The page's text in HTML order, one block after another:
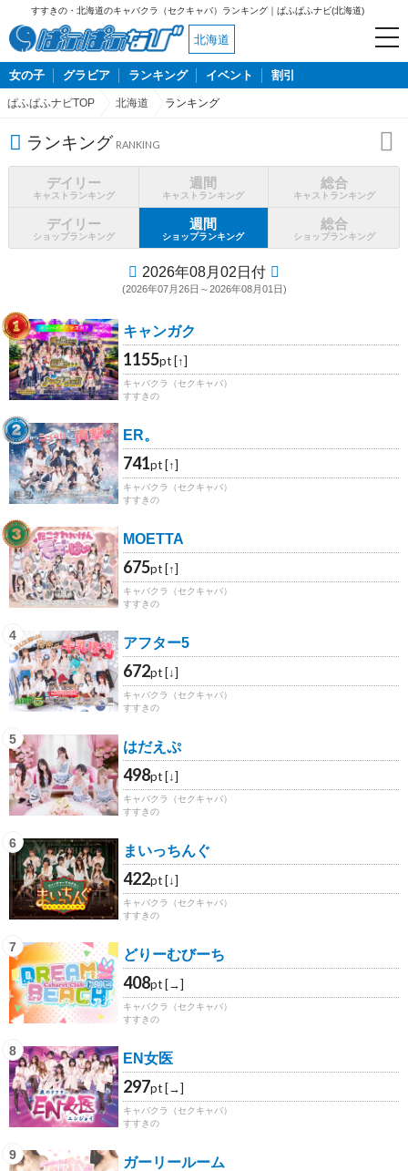
すすきの・北海道のキャバクラ（セクキャバ）ランキング｜ぱふぱふナビ(北海道)
北海道
女の子 グラビア ランキング イベント 割引
ぱふぱふナビTOP 北海道 ランキング
ランキング
デイリー
キャストランキング
週間
キャストランキング
総合
キャストランキング
デイリー
ショップランキング
週間
ショップランキング
総合
ショップランキング
2026年08月02日付
(2026年07月26日～2026年08月01日)
キャンガク
1155pt [↑]
キャバクラ（セクキャバ）
すすきの
1
ER。
741pt [↑]
キャバクラ（セクキャバ）
すすきの
2
MOETTA
675pt [↑]
キャバクラ（セクキャバ）
すすきの
3
アフター5
672pt [↓]
キャバクラ（セクキャバ）
すすきの
4
はだえぷ
498pt [↓]
キャバクラ（セクキャバ）
すすきの
5
まいっちんぐ
422pt [↓]
キャバクラ（セクキャバ）
すすきの
6
どりーむびーち
408pt [→]
キャバクラ（セクキャバ）
すすきの
7
EN女医
297pt [→]
キャバクラ（セクキャバ）
すすきの
8
ガーリールーム
9